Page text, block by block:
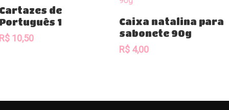
Comprar
de
1
10,50
Comprar
Caixa natalina para
sabonete 90g
R$ 4,00